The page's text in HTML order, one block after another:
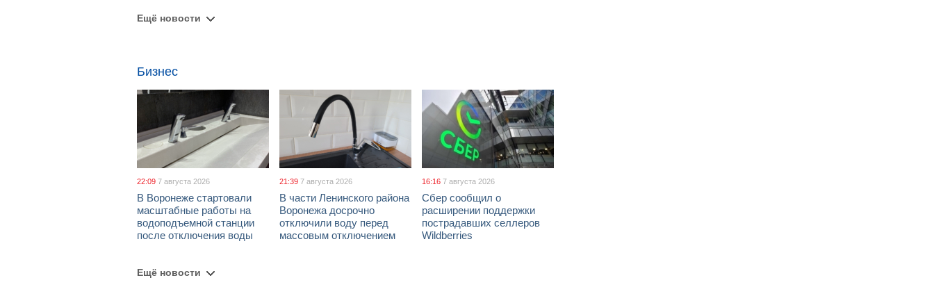
Ещё новости
Бизнес
22:09 7 августа 2026
В Воронеже стартовали
масштабные работы на
водоподъемной станции
после отключения воды
21:39 7 августа 2026
В части Ленинского района
Воронежа досрочно
отключили воду перед
массовым отключением
16:16 7 августа 2026
Сбер сообщил о
расширении поддержки
пострадавших селлеров
Wildberries
Ещё новости